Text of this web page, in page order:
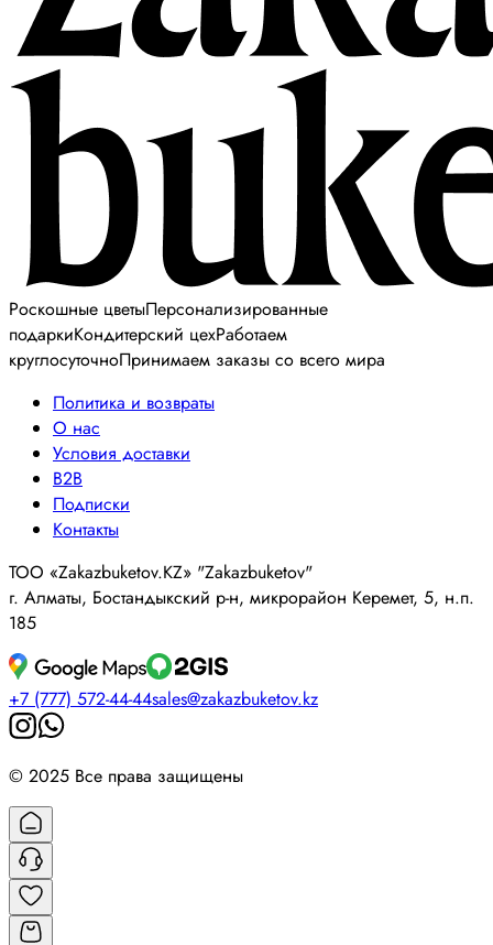
Роскошные цветыПерсонализированные
подаркиКондитерский цехРаботаем
круглосуточноПринимаем заказы со всего мира
Политика и возвраты
О нас
Условия доставки
B2B
Подписки
Контакты
ТОО «Zakazbuketov.KZ» "Zakazbuketov"
г. Алматы, Бостандыкский р-н, микрорайон Керемет, 5, н.п.
185
+7 (777) 572-44-44sales@zakazbuketov.kz
© 2025 Все права защищены